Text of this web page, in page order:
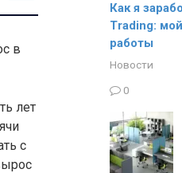
в
лет
с
Как я
Trading:
работы
Новости
0